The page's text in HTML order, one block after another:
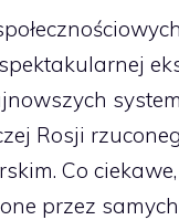
Rosji
Co
przez